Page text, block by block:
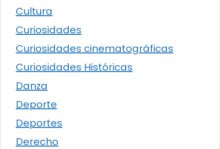
Cultura
Curiosidades
Curiosidades cinematográficas
Curiosidades Históricas
Danza
Deporte
Deportes
Derecho